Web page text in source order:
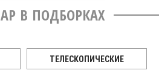
В ПОДБОРКАХ
ТЕЛЕСКОПИЧЕСКИЕ